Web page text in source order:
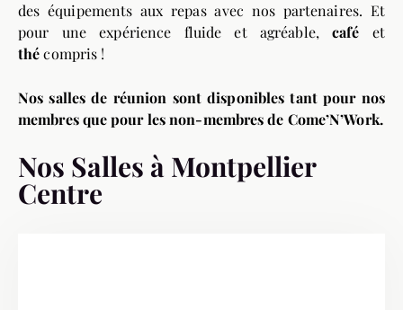
des équipements aux repas avec nos partenaires. Et
pour une expérience fluide et agréable,café et
thécompris !
Nos salles de réunion sont disponibles tant pour nos
membres que pour les non-membres de Come’N’Work.
Nos Salles à Montpellier
Centre